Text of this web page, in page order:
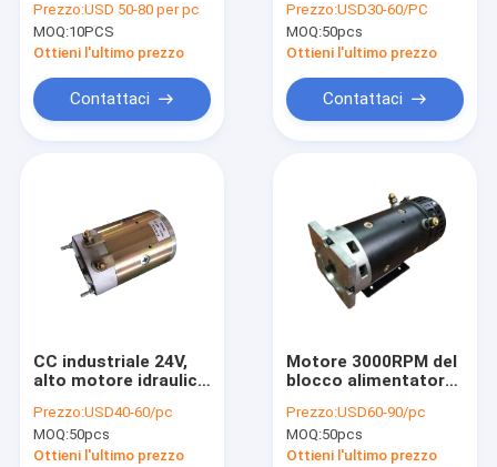
alimentatore di
potenza idraulica di
CA 220V 50Hz con il
Prezzo:USD 50-80 per pc
MOQ:10PCS
Ottieni l'ultimo prezzo
Contattaci
elettrico idraulico di
CC 24v 500w
Prezzo:USD30-60/PC
MOQ:50pcs
Ottieni l'ultimo prezzo
Contattaci
CC industriale 24V,
alto motore idraulico
del blocco
alimentatore 1.6Kw
di RPM
Prezzo:USD40-60/pc
MOQ:50pcs
Ottieni l'ultimo prezzo
Motore 3000RPM del
blocco alimentatore
DC24V per il gruppo
idraulico mobile
Prezzo:USD60-90/pc
MOQ:50pcs
Ottieni l'ultimo prezzo